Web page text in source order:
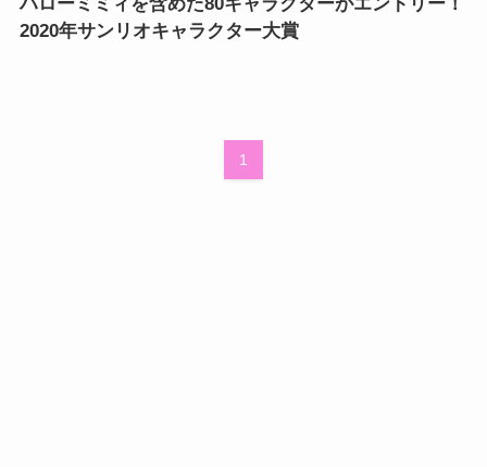
2020年サンリオキャラクター大賞
1